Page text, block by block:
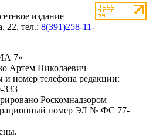
издание
22, тел.: 8(391)258-11-
7»
Артем Николаевич
и номер телефона редакции:
333
Роскомнадзором
номер ЭЛ № ФС 77-